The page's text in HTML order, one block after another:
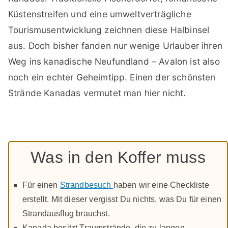
Küstenstreifen und eine umweltverträgliche
Tourismusentwicklung zeichnen diese Halbinsel
aus. Doch bisher fanden nur wenige Urlauber ihren
Weg ins kanadische Neufundland – Avalon ist also
noch ein echter Geheimtipp. Einen der schönsten
Strände Kanadas vermutet man hier nicht.
Was in den Koffer muss
Für einen Strandbesuch haben wir eine Checkliste
erstellt. Mit dieser vergisst Du nichts, was Du für einen
Strandausflug brauchst.